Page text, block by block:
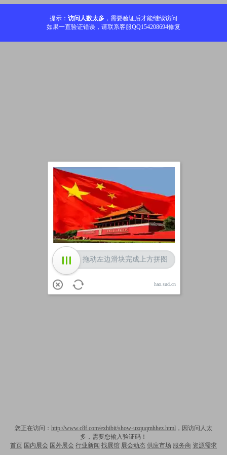
提示： 访问人数太多 ，需要验证后才能继续访问
如果一直验证错误，请联系客服QQ154208694修复
您正在访问： http://www.c8f.com/exhibit/show-uzquqmhhez.html ，因访问人太
多，需要您输入验证码！
首页 国内展会 国外展会 行业新闻 找展馆 展会动态 供应市场 服务商 资源需求
加载中
拖动左边滑块完成上方拼图
hao.sud.cn